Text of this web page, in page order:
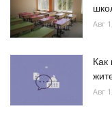
Авг
Как
Авг